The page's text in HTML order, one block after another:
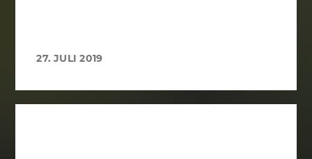
27. JULI 2019